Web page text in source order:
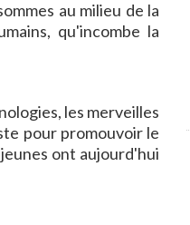
au milieu de la
qu'incombe la
les merveilles
pour promouvoir le
ont aujourd'hui